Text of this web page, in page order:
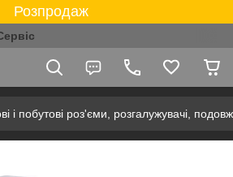
Розпродаж
і побутові роз'єми, розгалужувачі,